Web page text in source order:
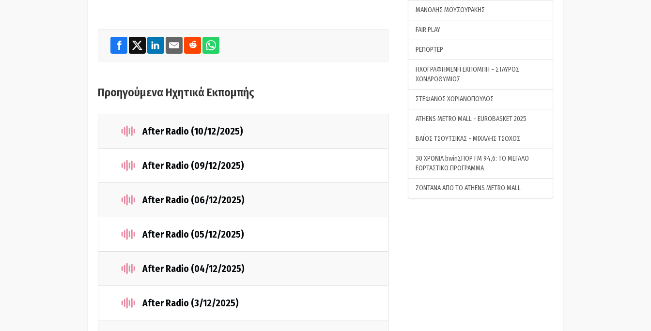
Προηγούμενα Ηχητικά Εκπομπής
After Radio (10/12/2025)
After Radio (09/12/2025)
After Radio (06/12/2025)
After Radio (05/12/2025)
After Radio (04/12/2025)
After Radio (3/12/2025)
ΜΑΝΩΛΗΣ ΜΟΥΣΟΥΡΑΚΗΣ
FAIR PLAY
ΡΕΠΟΡΤΕΡ
ΗΧΟΓΡΑΦΗΜΕΝΗ ΕΚΠΟΜΠΗ - ΣΤΑΥΡΟΣ
ΧΟΝΔΡΟΘΥΜΙΟΣ
ΣΤΕΦΑΝΟΣ ΧΩΡΙΑΝΟΠΟΥΛΟΣ
ATHENS METRO MALL - EUROBASKET 2025
ΒΑΪΟΣ ΤΣΟΥΤΣΙΚΑΣ - ΜΙΧΑΛΗΣ ΤΣΟΧΟΣ
30 ΧΡΟΝΙΑ bwinΣΠΟΡ FM 94,6: ΤΟ ΜΕΓΑΛΟ
ΕΟΡΤΑΣΤΙΚΟ ΠΡΟΓΡΑΜΜΑ
ΖΩΝΤΑΝΑ ΑΠΟ ΤΟ ATHENS METRO MALL